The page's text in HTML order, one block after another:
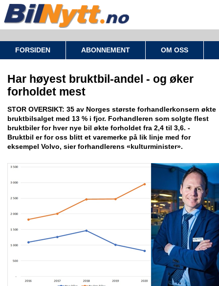
FORSIDEN ABONNEMENT OM OSS
Har høyest bruktbil-andel - og øker
forholdet mest
STOR OVERSIKT: 35 av Norges største forhandlerkonsern økte
bruktbilsalget med 13 % i fjor. Forhandleren som solgte flest
bruktbiler for hver nye bil økte forholdet fra 2,4 til 3,6. -
Bruktbil er for oss blitt et varemerke på lik linje med for
eksempel Volvo, sier forhandlerens «kulturminister».